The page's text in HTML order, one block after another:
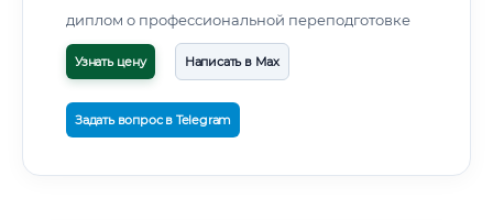
диплом о профессиональной переподготовке
Узнать цену Написать в Max
Задать вопрос в Telegram